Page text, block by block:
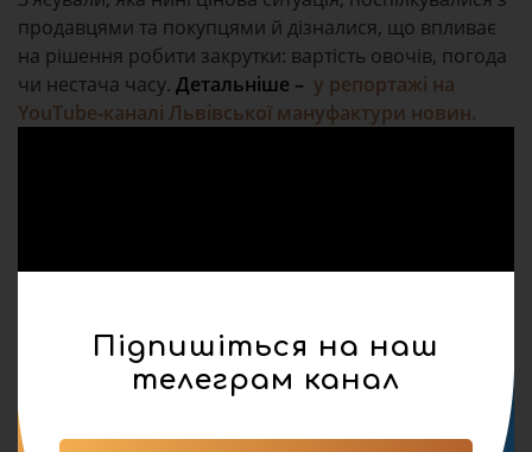
продавцями та покупцями й дізналися, що впливає
на рішення робити закрутки: вартість овочів, погода
чи нестача часу. Детальніше – у репортажі на
YouTube-каналі Львівської мануфактури новин.
Підпишіться на наш
телеграм канал